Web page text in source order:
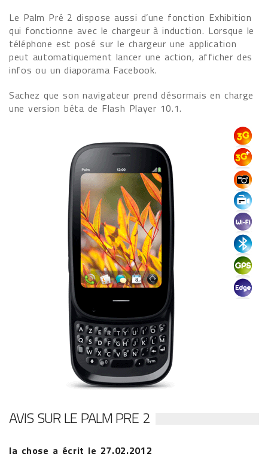
Le Palm Pré 2 dispose aussi d’une fonction Exhibition
qui fonctionne avec le chargeur à induction. Lorsque le
téléphone est posé sur le chargeur une application
peut automatiquement lancer une action, afficher des
infos ou un diaporama Facebook.
Sachez que son navigateur prend désormais en charge
une version béta de Flash Player 10.1.
AVIS SUR LE PALM PRE 2
la chose a écrit le 27.02.2012